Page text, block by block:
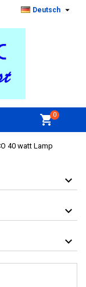
Deutsch 
shopping_cart0
40 watt Lamp